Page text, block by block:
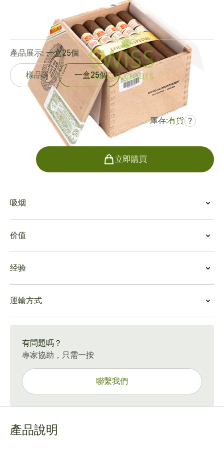
141 mm / 5.6 英寸
0點評
HK$2,139.61 曾是 HK$3,291.71
庫存:有貨 ?
產品展示: 一盒25個
樣品3 一盒25個
立即購買
吸烟
儘管預抽具有草本氣息，但前三分之一最明顯的味道是木
頭和最初的香料味。第二個三分之一帶出了可可和一絲辣
淡淡的蘑菇味，但留下了美妙的甜味餘味，時不時地飄來
焦糖味。
多種口味使其成為值得細細品味的雪茄。雖然它不像一些
由於可可和香料的味道，這款雪茄與五香蘭姆酒和乾邑白
蘭地非常搭配。
价值
與其他好友蒙特雷雪茄相比，這款雪茄的價值處於平均水
平。它通常會老化得很好，但如果在次優條件下老化，最
後三分之一可能會變得粗糙。當您有時間享受輕鬆的周末
夜晚時，這是一個不錯的選擇。
如果您正在尋找更長的燃燒時間和同樣令人難以置信的質
煙霧時間。兩 者都具有標誌性的好友蒙特雷中度酒體，
具有複雜的風味和甜味。
经验
逍遙特別版被列入大多數鑑賞家必嘗清單，這是有充分理
由的。這是一款平衡的雪茄，沒有刺鼻的味道，多種口味
找到自己喜歡的東西。
運輸方式
有問題嗎？
專家協助，只需一按
聯繫我們
產品說明